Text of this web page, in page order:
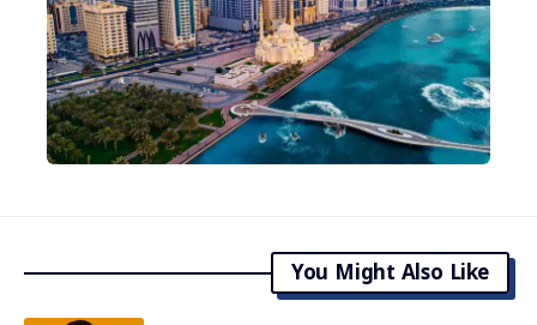
You Might Also Like